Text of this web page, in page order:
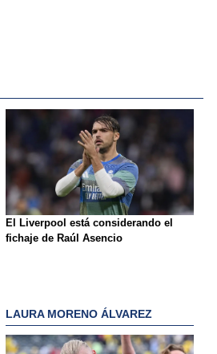
El Liverpool está considerando el
fichaje de Raúl Asencio
LAURA MORENO ÁLVAREZ